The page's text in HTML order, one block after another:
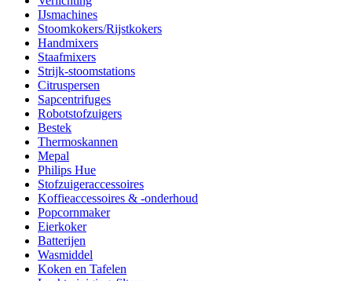
IJsmachines
Stoomkokers/Rijstkokers
Handmixers
Staafmixers
Strijk-stoomstations
Citruspersen
Sapcentrifuges
Robotstofzuigers
Bestek
Thermoskannen
Mepal
Philips Hue
Stofzuigeraccessoires
Koffieaccessoires & -onderhoud
Popcornmaker
Eierkoker
Batterijen
Wasmiddel
Koken en Tafelen